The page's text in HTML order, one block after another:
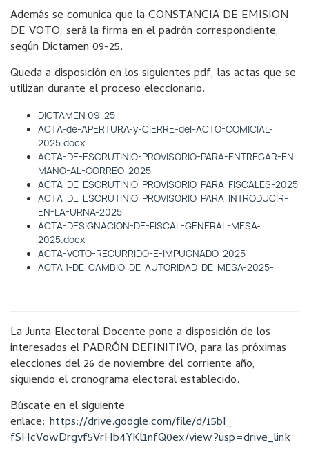
Además se comunica que la CONSTANCIA DE EMISION
DE VOTO, será la firma en el padrón correspondiente,
según Dictamen 09-25.
Queda a disposición en los siguientes pdf, las actas que se
utilizan durante el proceso eleccionario.
DICTAMEN 09-25
ACTA-de-APERTURA-y-CIERRE-del-ACTO-COMICIAL-
2025.docx
ACTA-DE-ESCRUTINIO-PROVISORIO-PARA-ENTREGAR-EN-
MANO-AL-CORREO-2025
ACTA-DE-ESCRUTINIO-PROVISORIO-PARA-FISCALES-2025
ACTA-DE-ESCRUTINIO-PROVISORIO-PARA-INTRODUCIR-
EN-LA-URNA-2025
ACTA-DESIGNACION-DE-FISCAL-GENERAL-MESA-
2025.docx
ACTA-VOTO-RECURRIDO-E-IMPUGNADO-2025
ACTA 1-DE-CAMBIO-DE-AUTORIDAD-DE-MESA-2025-
La Junta Electoral Docente pone a disposición de los
interesados el PADRÓN DEFINITIVO, para las próximas
elecciones del 26 de noviembre del corriente año,
siguiendo el cronograma electoral establecido.
Búscate en el siguiente
enlace: https://drive.google.com/file/d/15bI_
fSHcVowDrgvf5VrHb4YKl1nfQ0ex/view?usp=drive_link